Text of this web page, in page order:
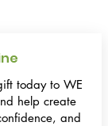
today to WE
help create
and